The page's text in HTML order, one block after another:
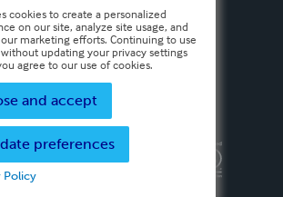
PolicyTerms & Conditions
2026 Lulu Press, Inc. All rights reserved.
cookies to create a personalized
on our site, analyze site usage, and
our marketing efforts. Continuing to use
updating your privacy settings
agree to our use of cookies.
and accept
preferences
Policy